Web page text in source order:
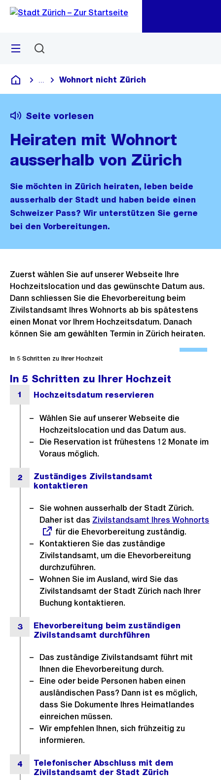
Navigation
Sprunglink
Menü
Deutsch
Blende alle Breadcrumbs ein
Wohnort nicht Zürich
Seite vorlesen
Heiraten mit Wohnort
ausserhalb von Zürich
Sie möchten in Zürich heiraten, leben beide
ausserhalb der Stadt und haben beide einen
Schweizer Pass? Wir unterstützen Sie gerne
bei den Vorbereitungen.
Zuerst wählen Sie auf unserer Webseite Ihre
Hochzeitslocation und das gewünschte Datum aus.
Dann schliessen Sie die Ehevorbereitung beim
Zivilstandsamt Ihres Wohnorts ab bis spätestens
einen Monat vor Ihrem Hochzeitsdatum. Danach
können Sie am gewählten Termin in Zürich heiraten.
o
In 5 Schritten zu Ihrer Hochzeit
In 5 Schritten zu Ihrer Hochzeit
Wählen Sie auf unserer Webseite die
Hochzeitslocation und das Datum aus.
Die Reservation ist frühestens 12 Monate im
Voraus möglich.
Sie wohnen ausserhalb der Stadt Zürich.
Daher ist das Externer
Link:
Zivilstandsamt Ihres Wohnorts
für die Ehevorbereitung zuständig.
Kontaktieren Sie das zuständige
Zivilstandsamt, um die Ehevorbereitung
durchzuführen.
Wohnen Sie im Ausland, wird Sie das
Zivilstandsamt der Stadt Zürich nach Ihrer
Buchung kontaktieren.
Das zuständige Zivilstandsamt führt mit
Ihnen die Ehevorbereitung durch.
Eine oder beide Personen haben einen
ausländischen Pass? Dann ist es möglich,
dass Sie Dokumente Ihres Heimatlandes
einreichen müssen.
Wir empfehlen Ihnen, sich frühzeitig zu
informieren.